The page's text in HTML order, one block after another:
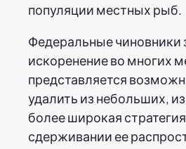
популяции местных рыб.
Федеральные чиновники
искоренение во многих
представляется
удалить из небольших,
более широкая
сдерживании ее